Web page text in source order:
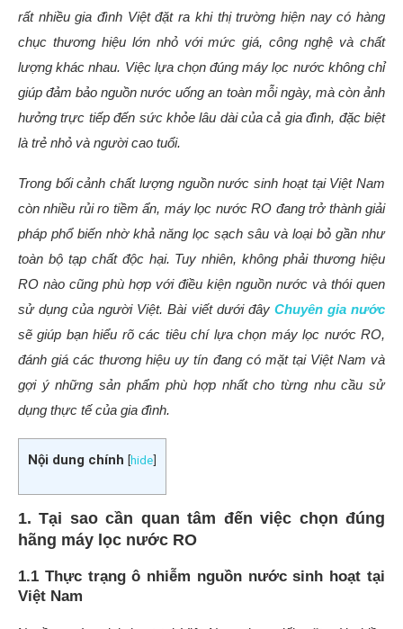
rất nhiều gia đình Việt đặt ra khi thị trường hiện nay có hàng
chục thương hiệu lớn nhỏ với mức giá, công nghệ và chất
lượng khác nhau. Việc lựa chọn đúng máy lọc nước không chỉ
giúp đảm bảo nguồn nước uống an toàn mỗi ngày, mà còn ảnh
hưởng trực tiếp đến sức khỏe lâu dài của cả gia đình, đặc biệt
là trẻ nhỏ và người cao tuổi.
Trong bối cảnh chất lượng nguồn nước sinh hoạt tại Việt Nam
còn nhiều rủi ro tiềm ẩn, máy lọc nước RO đang trở thành giải
pháp phổ biến nhờ khả năng lọc sạch sâu và loại bỏ gần như
toàn bộ tạp chất độc hại. Tuy nhiên, không phải thương hiệu
RO nào cũng phù hợp với điều kiện nguồn nước và thói quen
sử dụng của người Việt. Bài viết dưới đây Chuyên gia nước
sẽ giúp bạn hiểu rõ các tiêu chí lựa chọn máy lọc nước RO,
đánh giá các thương hiệu uy tín đang có mặt tại Việt Nam và
gợi ý những sản phẩm phù hợp nhất cho từng nhu cầu sử
dụng thực tế của gia đình.
Nội dung chính [hide]
1. Tại sao cần quan tâm đến việc chọn đúng
hãng máy lọc nước RO
1.1 Thực trạng ô nhiễm nguồn nước sinh hoạt tại
Việt Nam